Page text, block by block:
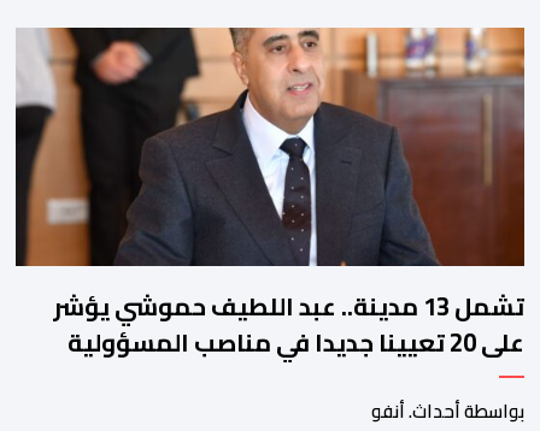
زيان، المعتقل بالمؤسسة ذاتها، وذلك لتنوير الرأي العام بالحقائق
والمعطيات الدقيقة.واوضحت إدارة المؤسسة السجنية أن المعني
بالأمر يستفيد منذ إيداعه من تتبع طبي منتظم ومستمر وفقا […]
تشمل 13 مدينة.. عبد اللطيف حموشي يؤشر
على 20 تعيينا جديدا في مناصب المسؤولية
بمصالح الأمن الوطني
بواسطة أحداث. أنفو